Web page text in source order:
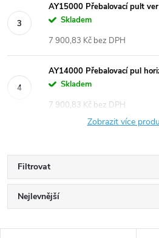
AY15000 Přebalovací pult
Skladem
7 900,83 Kč bez DPH
AY14000 Přebalovací pul
Skladem
7 900,83 Kč bez DPH
Zobrazit více
Filtrovat
Ř
a
Nejlevnější